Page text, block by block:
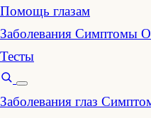
Помощь глазам
Заболевания Симптомы
Тесты
Заболевания глаз